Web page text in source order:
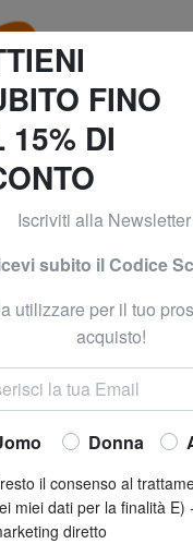
e Calvin
FINO
15% DI
Iscriviti alla
subito il Codice
utilizzare per il tuo
acquisto!
Donna
il consenso al
miei dati per la finalità E)
diretto